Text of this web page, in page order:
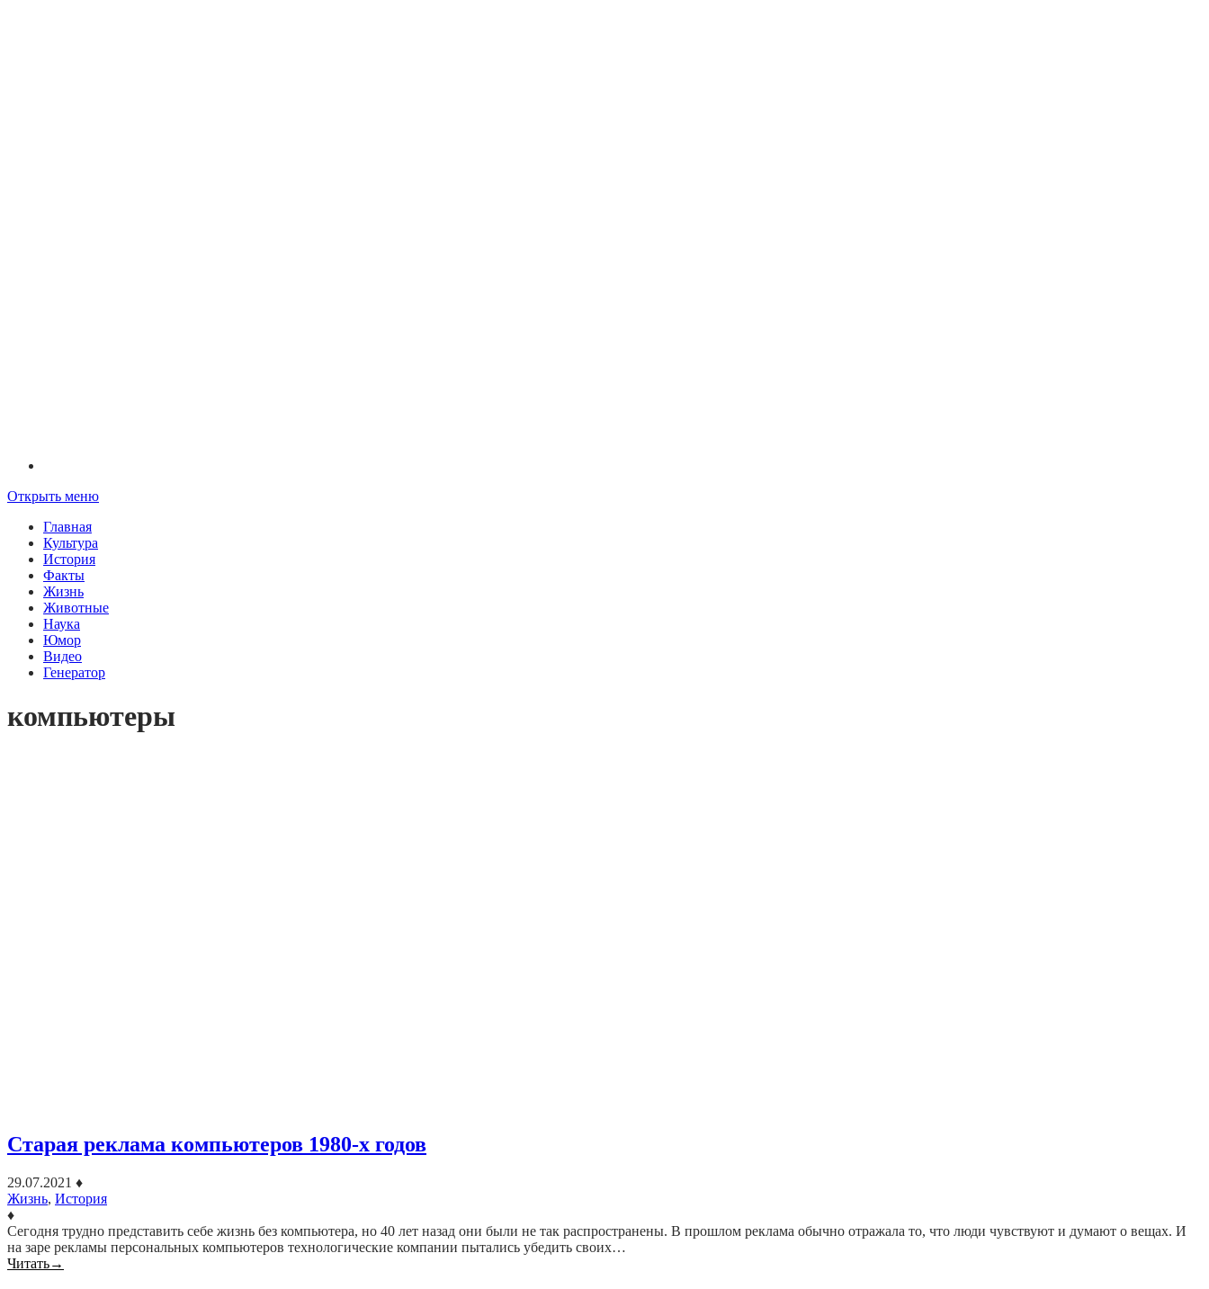
Открыть меню
Главная
Культура
История
Факты
Жизнь
Животные
Наука
Юмор
Видео
Генератор
компьютеры
Старая реклама компьютеров 1980-х годов
29.07.2021 ♦
Жизнь, История
♦
Сегодня трудно представить себе жизнь без компьютера, но 40 лет назад они были не так распространены. В прошлом реклама обычно отражала то, что люди чувствуют и думают о вещах. И
на заре рекламы персональных компьютеров технологические компании пытались убедить своих…
Читать→